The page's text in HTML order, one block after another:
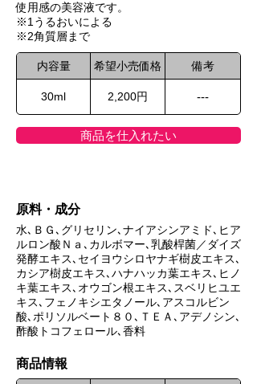
使用感の美容液です。
※1うるおいによる
※2角質層まで
内容量 希望小売価格 備考
30ml 2,200円 ---
商品を仕入れたい
原料・成分
水､ＢＧ､グリセリン､ナイアシンアミド､ヒア
ルロン酸Ｎａ､カルボマー､乳酸桿菌／ダイズ
発酵エキス､セイヨウシロヤナギ樹皮エキス､
カシア樹皮エキス､ハナハッカ葉エキス､ヒノ
キ葉エキス､オウゴン根エキス､スベリヒユエ
キス､フェノキシエタノール､アスコルビン
酸､ポリソルベート８０､ＴＥＡ､アデノシン､
酢酸トコフェロール､香料
​商品情報